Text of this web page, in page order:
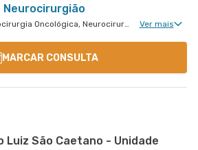
Neurocirurgião
Cirurgia de Coluna, Neurocirurgia Oncológica, Neurocirurgia de Coluna, Neurocirurgia Pediátrica, Neurologia Pediátrica Ver mais
MARCAR CONSULTA
Luiz São Caetano - Unidade